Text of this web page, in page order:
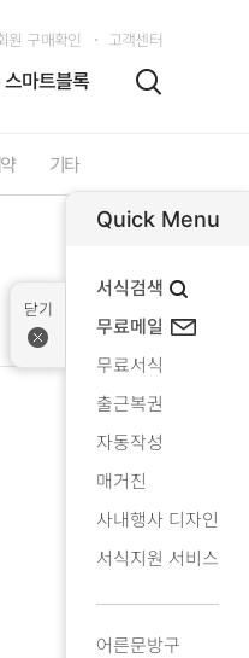
스마트블록
원 구매확인 고객센터
기타
Quick Menu
서식검색
무료메일
무료서식
출근복권
자동작성
매거진
사내행사 디자인
서식지원 서비스
어른문방구